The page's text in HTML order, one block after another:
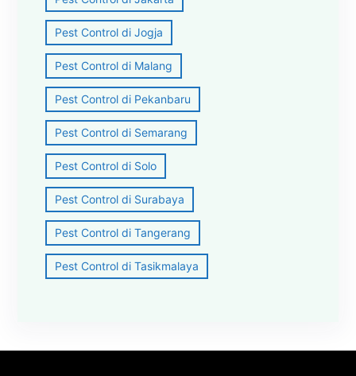
Pest Control di Jogja
Pest Control di Malang
Pest Control di Pekanbaru
Pest Control di Semarang
Pest Control di Solo
Pest Control di Surabaya
Pest Control di Tangerang
Pest Control di Tasikmalaya